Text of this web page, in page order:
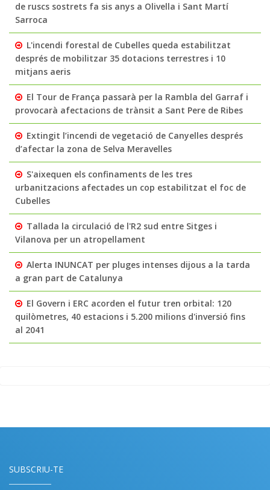
de ruscs sostrets fa sis anys a Olivella i Sant Martí
Sarroca
L'incendi forestal de Cubelles queda estabilitzat
després de mobilitzar 35 dotacions terrestres i 10
mitjans aeris
El Tour de França passarà per la Rambla del Garraf i
provocarà afectacions de trànsit a Sant Pere de Ribes
Extingit l’incendi de vegetació de Canyelles després
d’afectar la zona de Selva Meravelles
S'aixequen els confinaments de les tres
urbanitzacions afectades un cop estabilitzat el foc de
Cubelles
Tallada la circulació de l'R2 sud entre Sitges i
Vilanova per un atropellament
Alerta INUNCAT per pluges intenses dijous a la tarda
a gran part de Catalunya
El Govern i ERC acorden el futur tren orbital: 120
quilòmetres, 40 estacions i 5.200 milions d'inversió fins
al 2041
SUBSCRIU-TE